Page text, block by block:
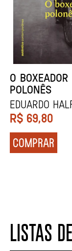
DENTES
Zadie Smith
R$ 129,90
COMPRAR
LISTAS